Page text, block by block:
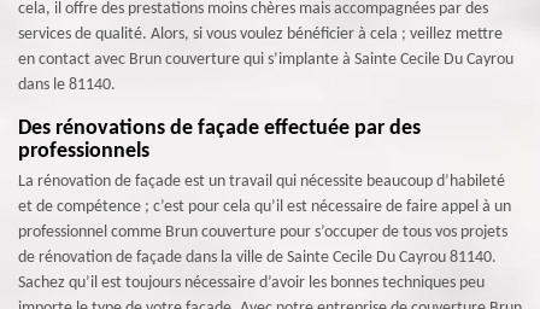
cela, il offre des prestations moins chères mais accompagnées par des
services de qualité. Alors, si vous voulez bénéficier à cela ; veillez mettre
en contact avec Brun couverture qui s’implante à Sainte Cecile Du Cayrou
dans le 81140.
Des rénovations de façade effectuée par des
professionnels
La rénovation de façade est un travail qui nécessite beaucoup d’habileté
et de compétence ; c’est pour cela qu’il est nécessaire de faire appel à un
professionnel comme Brun couverture pour s’occuper de tous vos projets
de rénovation de façade dans la ville de Sainte Cecile Du Cayrou 81140.
Sachez qu’il est toujours nécessaire d’avoir les bonnes techniques peu